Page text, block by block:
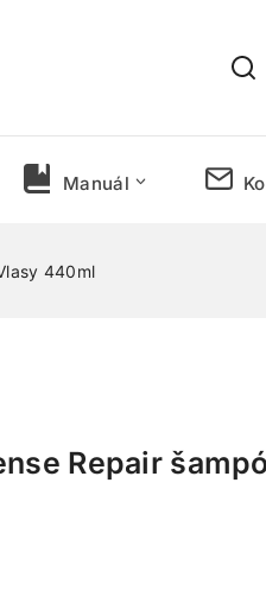
Manuál
440ml
Repair
za posledných 12